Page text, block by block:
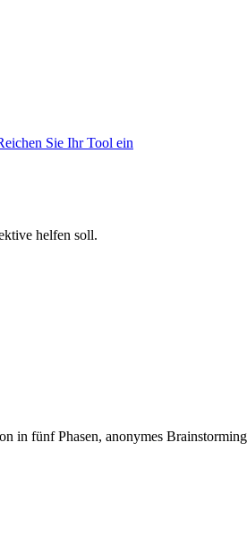
Sie Ihr Tool ein
helfen soll.
in fünf Phasen, anonymes